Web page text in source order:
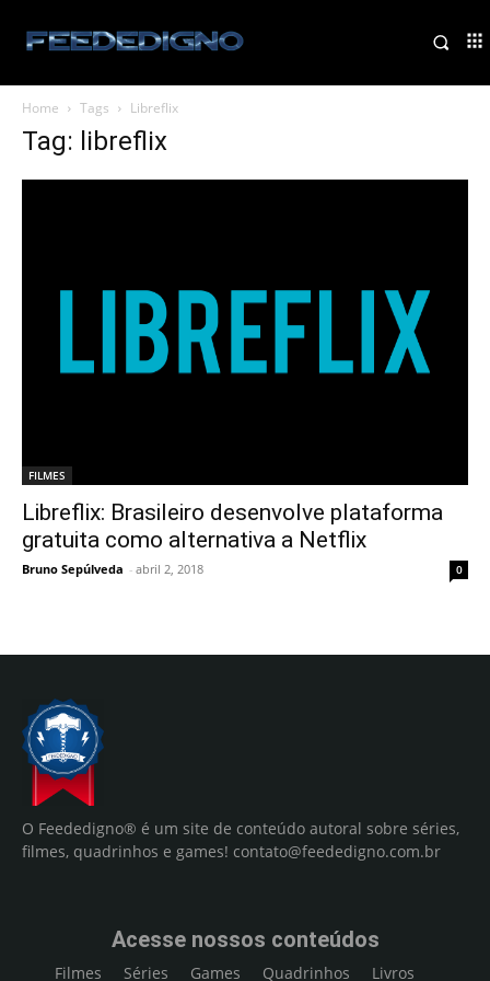
Home Tags Libreflix
Tag: libreflix
FILMES
Libreflix: Brasileiro desenvolve plataforma
gratuita como alternativa a Netflix
Bruno Sepúlveda - abril 2, 2018 0
O Feededigno® é um site de conteúdo autoral sobre séries,
filmes, quadrinhos e games! contato@feededigno.com.br
Acesse nossos conteúdos
Filmes Séries Games Quadrinhos Livros